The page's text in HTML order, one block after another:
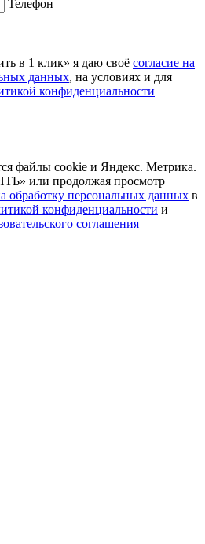
Телефон
в 1 клик» я даю своё согласие на
данных, на условиях и для
конфиденциальности
файлы cookie и Яндекс. Метрика.
или продолжая просмотр
обработку персональных данных в
конфиденциальности и
соглашения